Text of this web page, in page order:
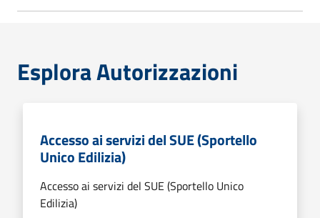
Esplora Autorizzazioni
Accesso ai servizi del SUE (Sportello
Unico Edilizia)
Accesso ai servizi del SUE (Sportello Unico
Edilizia)